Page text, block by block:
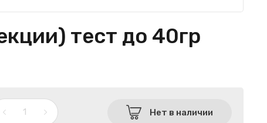
тест до 40гр
Нет в наличии